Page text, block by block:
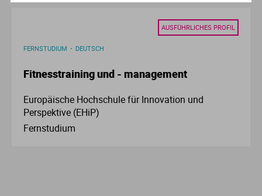
FERNSTUDIUM DEUTSCH
AUSFÜHRLICHES PROFIL
Fitnesstraining und - management
Europäische Hochschule für Innovation und
Perspektive (EHiP)
Fernstudium